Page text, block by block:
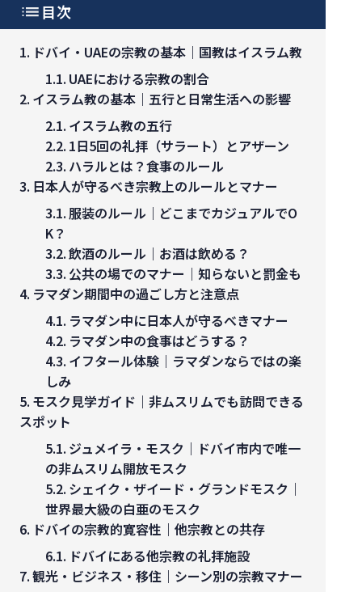
目次
ドバイ・UAEの宗教の基本｜国教はイスラム教
UAEにおける宗教の割合
イスラム教の基本｜五行と日常生活への影響
イスラム教の五行
1日5回の礼拝（サラート）とアザーン
ハラルとは？食事のルール
日本人が守るべき宗教上のルールとマナー
服装のルール｜どこまでカジュアルでO
K？
飲酒のルール｜お酒は飲める？
公共の場でのマナー｜知らないと罰金も
ラマダン期間中の過ごし方と注意点
ラマダン中に日本人が守るべきマナー
ラマダン中の食事はどうする？
イフタール体験｜ラマダンならではの楽
しみ
モスク見学ガイド｜非ムスリムでも訪問できる
スポット
ジュメイラ・モスク｜ドバイ市内で唯一
の非ムスリム開放モスク
シェイク・ザイード・グランドモスク｜
世界最大級の白亜のモスク
ドバイの宗教的寛容性｜他宗教との共存
ドバイにある他宗教の礼拝施設
観光・ビジネス・移住｜シーン別の宗教マナー